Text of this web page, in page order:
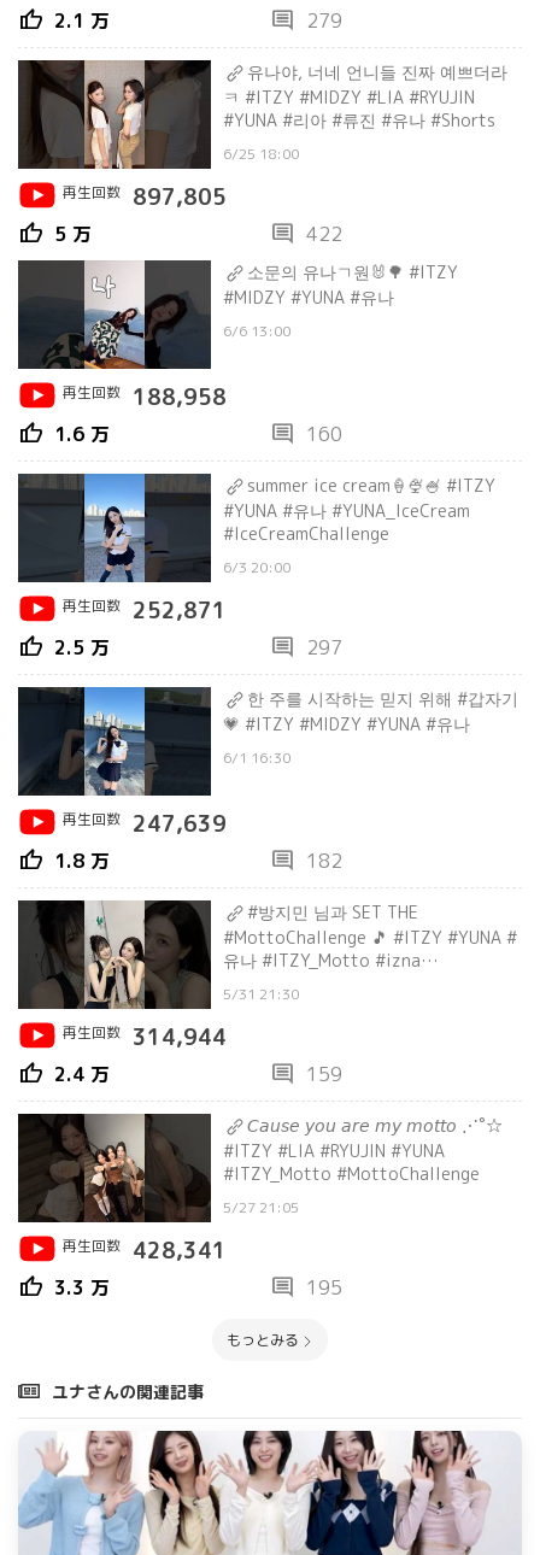
thumb_up 2.1 万 comment 279
유나야, 너네 언니들 진짜 예쁘더라
ㅋ #ITZY #MIDZY #LIA #RYUJIN
#YUNA #리아 #류진 #유나 #Shorts
6/25 18:00
再生回数
897,805
thumb_up 5 万 comment 422
소문의 유나ㄱ원🐰🌳 #ITZY
#MIDZY #YUNA #유나
6/6 13:00
再生回数 188,958
thumb_up 1.6 万 comment 160
summer ice cream🍦🍨🍧 #ITZY
#YUNA #유나 #YUNA_IceCream
#IceCreamChallenge
6/3 20:00
再生回数
252,871
thumb_up 2.5 万 comment 297
한 주를 시작하는 믿지 위해 #갑자기
💗 #ITZY #MIDZY #YUNA #유나
6/1 16:30
再生回数 247,639
thumb_up 1.8 万 comment 182
#방지민 님과 SET THE
#MottoChallenge 🎵 #ITZY #YUNA #
유나 #ITZY_Motto #izna
5/31 21:30
再生回数
314,944
thumb_up 2.4 万 comment 159
𝘊𝘢𝘶𝘴𝘦 𝘺𝘰𝘶 𝘢𝘳𝘦 𝘮𝘺 𝘮𝘰𝘵𝘵𝘰 ⋰˚☆
#ITZY #LIA #RYUJIN #YUNA
#ITZY_Motto #MottoChallenge
5/27 21:05
再生回数
428,341
thumb_up 3.3 万 comment 195
もっとみる
ユナさんの関連記事